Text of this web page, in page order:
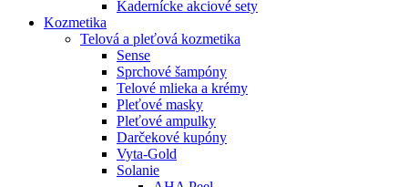
Kadernícke akciové sety
Kozmetika
Telová a pleťová kozmetika
Sense
Sprchové šampóny
Telové mlieka a krémy
Pleťové masky
Pleťové ampulky
Darčekové kupóny
Vyta-Gold
Solanie